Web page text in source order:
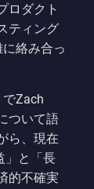
ロダクト
ティング
絡み合っ
でZach
ついて語
ら、現在
」と「長
的不確実